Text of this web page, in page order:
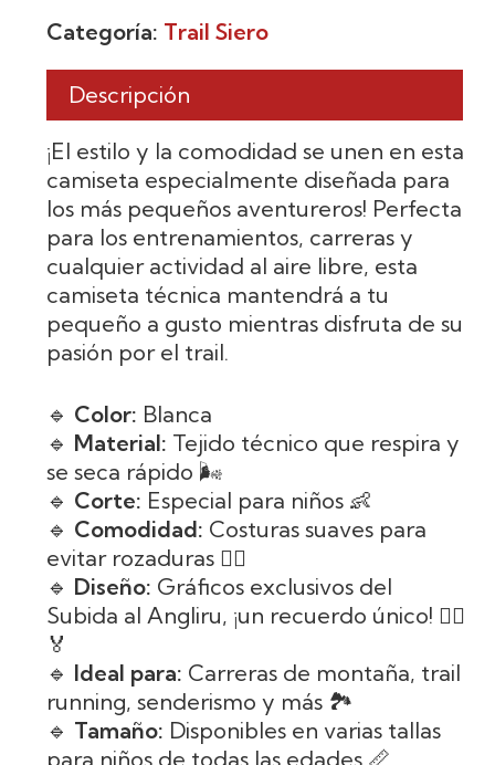
Categoría: Trail Siero
Descripción
¡El estilo y la comodidad se unen en esta
camiseta especialmente diseñada para
los más pequeños aventureros! Perfecta
para los entrenamientos, carreras y
cualquier actividad al aire libre, esta
camiseta técnica mantendrá a tu
pequeño a gusto mientras disfruta de su
pasión por el trail.
🔹 Color: Blanca
🔹 Material: Tejido técnico que respira y
se seca rápido 🌬️
🔹 Corte: Especial para niños 👶
🔹 Comodidad: Costuras suaves para
evitar rozaduras 🚶‍♀️
🔹 Diseño: Gráficos exclusivos del
Subida al Angliru, ¡un recuerdo único! 🏃‍♂️
🏅
🔹 Ideal para: Carreras de montaña, trail
running, senderismo y más 🏞️
🔹 Tamaño: Disponibles en varias tallas
para niños de todas las edades 📏